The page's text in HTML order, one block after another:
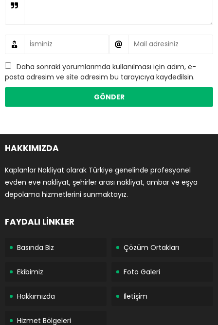
Daha sonraki yorumlarımda kullanılması için adım, e-
posta adresim ve site adresim bu tarayıcıya kaydedilsin.
HAKKIMIZDA
Kaplanlar Nakliyat olarak Türkiye genelinde profesyonel
evden eve nakliyat, şehirler arası nakliyat, ambar ve eşya
depolama hizmetlerini sunmaktayız.
FAYDALI LİNKLER
Basında Biz Çözüm Ortakları
Ekibimiz Foto Galeri
Hakkımızda İletişim
Hizmet Bölgeleri